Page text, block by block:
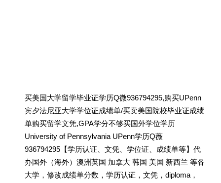
买美国大学留学毕业证学历Q微936794295,购买UPenn
宾夕法尼亚大学学位证成绩单/买卖美国院校毕业证成绩
单购买留学文凭,GPA学分不够买国外学位学历
University of Pennsylvania UPenn学历Q薇
936794295【学历认证、文凭、学位证、成绩单等】代
办国外（海外）澳洲英国 加拿大 韩国 美国 新西兰 等各
大学，修改成绩单分数，学历认证，文凭，diploma，